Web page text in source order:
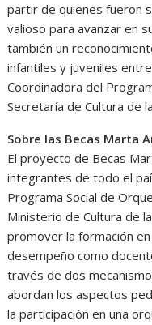
partir de quienes fueron
valioso para avanzar en
también un
infantiles y juveniles
Coordinadora del
Secretaría de Cultura de
Sobre las Becas Marta
El proyecto de Becas
integrantes de todo el
Programa Social de
Ministerio de Cultura de
promover la formación
desempeño como
través de dos
abordan los aspectos
la participación en una